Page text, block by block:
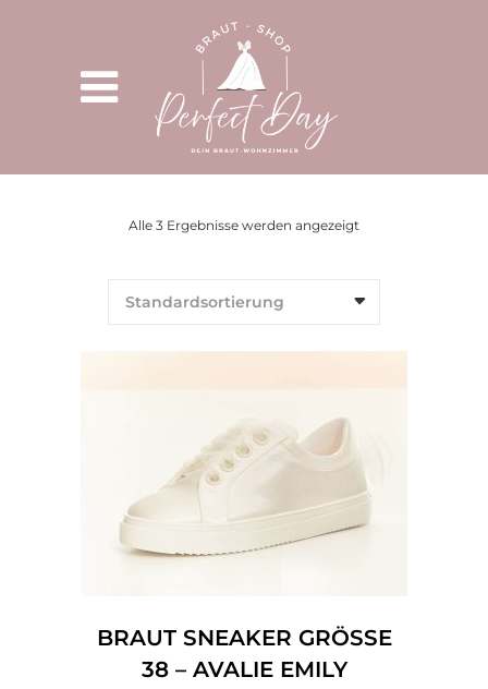
Alle 3 Ergebnisse werden angezeigt
Standardsortierung
BRAUT SNEAKER GRÖSSE 3
8 – AVALIE EMILY